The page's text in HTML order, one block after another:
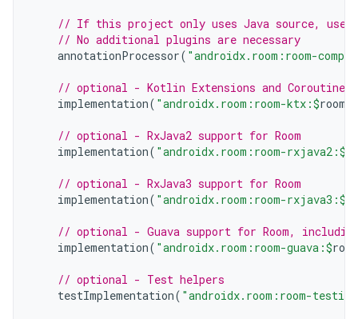
// If this project only uses Java source, use
// No additional plugins are necessary
annotationProcessor( "androidx.room:room-
// optional - Kotlin Extensions and Coroutines
implementation( "androidx.room:room-ktx:$
// optional - RxJava2 support for Room
implementation( "androidx.room:room-rxjava2:$
// optional - RxJava3 support for Room
implementation( "androidx.room:room-rxjava3:$
// optional - Guava support for Room,
implementation( "androidx.room:room-guava:$
// optional - Test helpers
testImplementation( "androidx.room:room-